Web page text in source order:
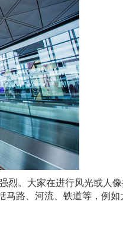
烈。大家在进行风光或人
马路、河流、铁道等，例